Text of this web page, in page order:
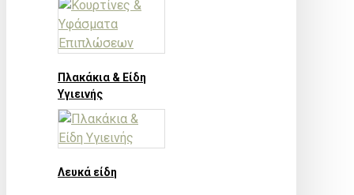
Πλακάκια & Είδη
Υγιεινής
Λευκά είδη